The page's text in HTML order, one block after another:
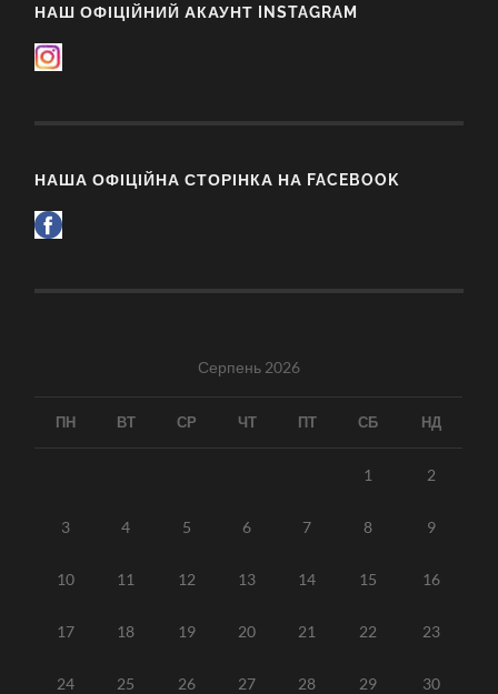
НАШ ОФІЦІЙНИЙ АКАУНТ INSTAGRAM
НАША ОФІЦІЙНА СТОРІНКА НА FACEBOOK
Серпень 2026
ПН ВТ СР ЧТ ПТ СБ НД
1 2
3 4 5 6 7 8 9
10 11 12 13 14 15 16
17 18 19 20 21 22 23
24 25 26 27 28 29 30